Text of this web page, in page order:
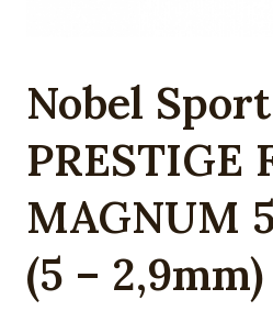
Nobel
PRESTIGE
MAGNUM
(5 – 2,9mm)